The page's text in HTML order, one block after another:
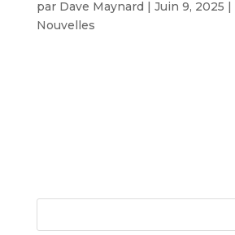
par Dave Maynard | Juin 9, 2025 |
Nouvelles